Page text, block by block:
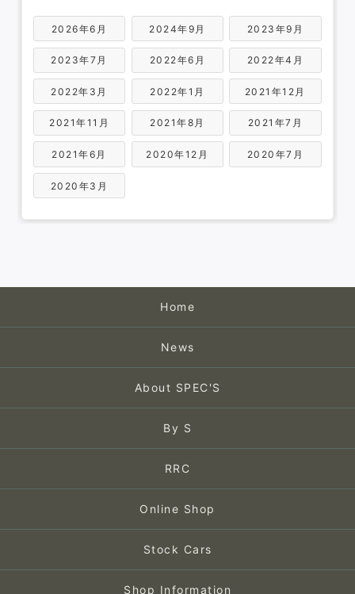
2026年6月 2024年9月 2023年9月
2023年7月 2022年6月 2022年4月
2022年3月 2022年1月 2021年12月
2021年11月 2021年8月 2021年7月
2021年6月 2020年12月 2020年7月
2020年3月
Home
News
About SPEC'S
By S
RRC
Online Shop
Stock Cars
Shop Information